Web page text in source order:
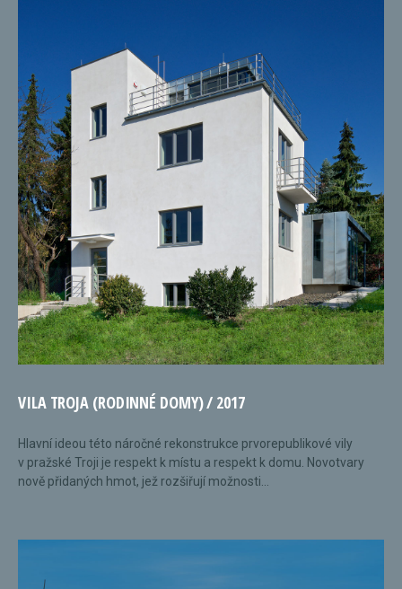
VILA TROJA (RODINNÉ DOMY) / 2017
Hlavní ideou této náročné rekonstrukce prvorepublikové vily
v pražské Troji je respekt k místu a respekt k domu. Novotvary
nově přidaných hmot, jež rozšiřují možnosti...